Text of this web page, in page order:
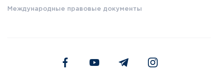
Международные правовые документы